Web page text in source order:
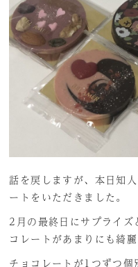
話を戻しますが、本日知
ートをいただきました。
2月の最終日にサプライズ
コレートがあまりにも綺
チョコレートが1つずつ個